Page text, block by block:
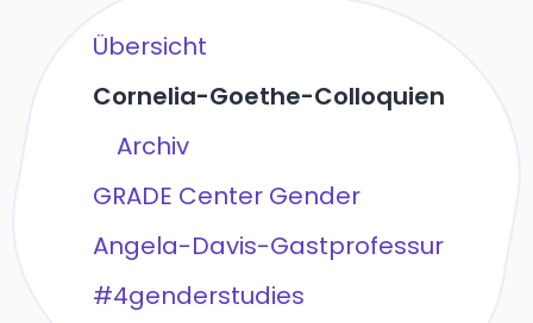
Übersicht
Cornelia-Goethe-Colloquien
Archiv
GRADE Center Gender
Angela-Davis-Gastprofessur
#4genderstudies